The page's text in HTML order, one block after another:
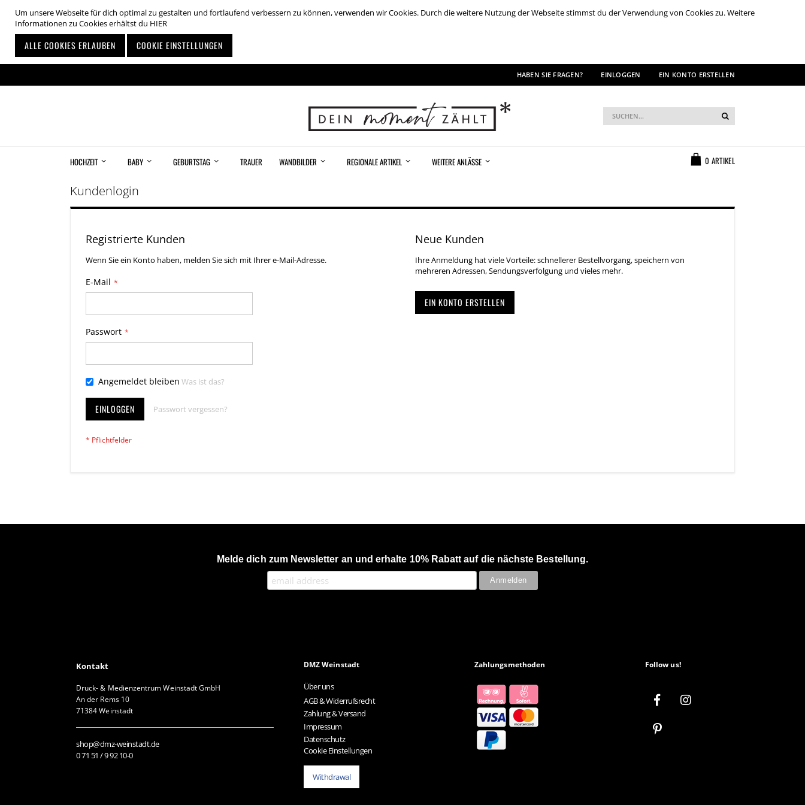
Um unsere Webseite für dich optimal zu gestalten und fortlaufend verbessern zu können, verwenden wir Cookies. Durch die weitere Nutzung der Webseite stimmst du der Verwendung von Cookies zu. Weitere
Informationen zu Cookies erhältst du HIER
ALLE COOKIES ERLAUBEN COOKIE EINSTELLUNGEN
Inhalt
HABEN SIE FRAGEN? EINLOGGEN EIN KONTO ERSTELLEN
0 ARTIKEL
Suche
HOCHZEIT BABY GEBURTSTAG TRAUER WANDBILDER REGIONALE ARTIKEL WEITERE ANLÄSSE
Kundenlogin
Registrierte Kunden
Wenn Sie ein Konto haben, melden Sie sich mit Ihrer e-Mail-Adresse.
E-Mail
Passwort
Angemeldet bleiben Was ist das?
EINLOGGEN Passwort vergessen?
Neue Kunden
Ihre Anmeldung hat viele Vorteile: schnellerer Bestellvorgang, speichern von
mehreren Adressen, Sendungsverfolgung und vieles mehr.
EIN KONTO ERSTELLEN
Melde dich zum Newsletter an und erhalte 10% Rabatt auf die nächste Bestellung.
Kontakt
Druck- & Medienzentrum Weinstadt GmbH
An der Rems 10
71384 Weinstadt
shop@dmz-weinstadt.de
0 71 51 / 9 92 10-0
DMZ Weinstadt
Über uns
AGB & Widerrufsrecht
Zahlung & Versand
Impressum
Datenschutz
Cookie Einstellungen
Withdrawal
Zahlungsmethoden Follow us!